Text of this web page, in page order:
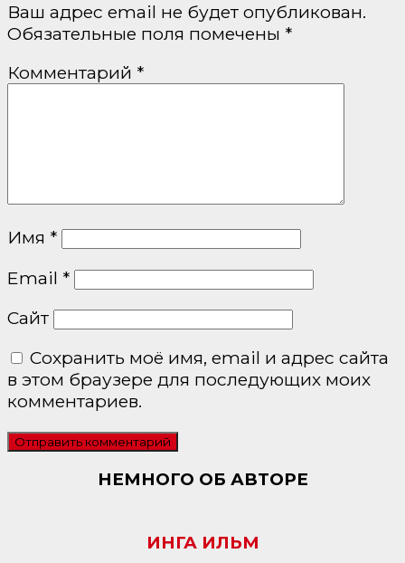
Ваш адрес email не будет опубликован.
Обязательные поля помечены *
Комментарий *
Имя *
Email *
Сайт
Сохранить моё имя, email и адрес сайта
в этом браузере для последующих моих
комментариев.
НЕМНОГО ОБ АВТОРЕ
ИНГА ИЛЬМ